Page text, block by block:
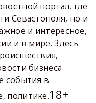
портал, где
Севастополя, но и
и интересное,
и в мире. Здесь
бизнеса
события в
политике.18+